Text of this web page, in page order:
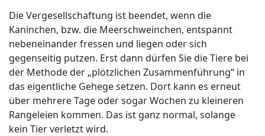
Die Vergesellschaftung ist beendet, wenn die
Kaninchen, bzw. die Meerschweinchen, entspannt
nebeneinander fressen und liegen oder sich
gegenseitig putzen. Erst dann dürfen Sie die Tiere bei
der Methode der „plötzlichen Zusammenführung“ in
das eigentliche Gehege setzen. Dort kann es erneut
über mehrere Tage oder sogar Wochen zu kleineren
Rangeleien kommen. Das ist ganz normal, solange
kein Tier verletzt wird.